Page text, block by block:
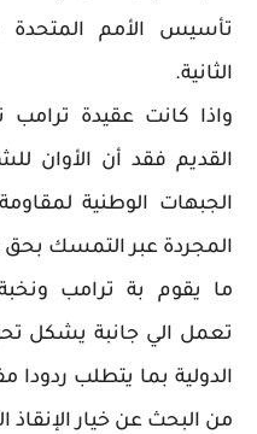
تأسيس الأمم المتحدة
الثانية.
واذا كانت عقيدة
القديم فقد أن الأوان
الجبهات الوطنية
المجردة عبر التمسك
ما يقوم بة ترامب
تعمل الي جانبة يشكل
الدولية بما يتطلب ردودا
من البحث عن خيار الإنقاذ